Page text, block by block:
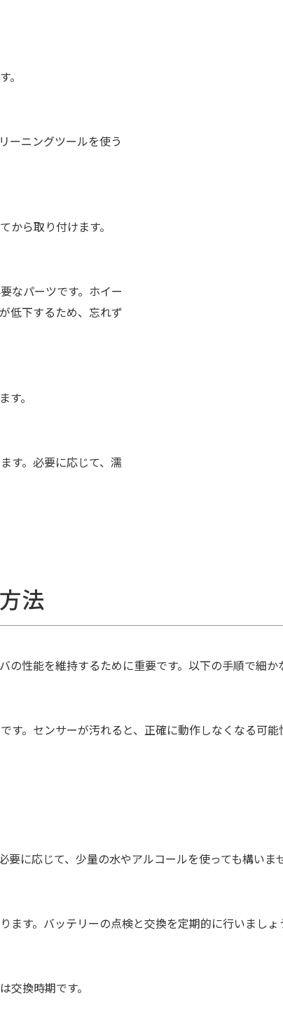
。
ーニングツールを使う
ら取り付けます。
なパーツです。ホイー
低下するため、忘れず
。
す。必要に応じて、濡
法
性能を維持するために重要です。以下の手順で細か
。センサーが汚れると、正確に動作しなくなる可能
に応じて、少量の水やアルコールを使っても構いま
す。バッテリーの点検と交換を定期的に行いましょ
交換時期です。